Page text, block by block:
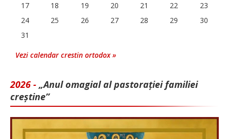
17
18 19 20 21 22
23
24
25 26 27 28 29
30
31
Vezi calendar crestin ortodox »
2026 - „Anul omagial al pastorației familiei
creștine”